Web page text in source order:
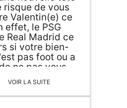
risque de vous
Valentin(e) ce
effet, le PSG
Real Madrid ce
si votre bien-
pas foot ou a
ne pas vous
ce soir, il va
trouver un
vous qui
VOIR LA SUITE